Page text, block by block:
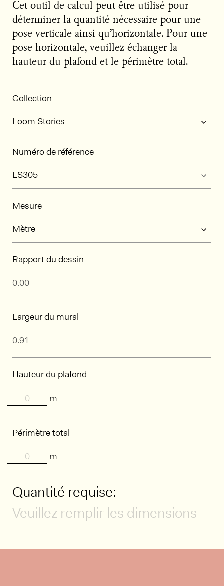
Cet outil de calcul peut être utilisé pour
déterminer la quantité nécessaire pour une
pose verticale ainsi qu’horizontale. Pour une
pose horizontale, veuillez échanger la
hauteur du plafond et le périmètre total.
Collection
Numéro de référence
Mesure
Rapport du dessin
Largeur du mural
Hauteur du plafond
m
Périmètre total
m
Quantité requise:
Veuillez remplir les dimensions